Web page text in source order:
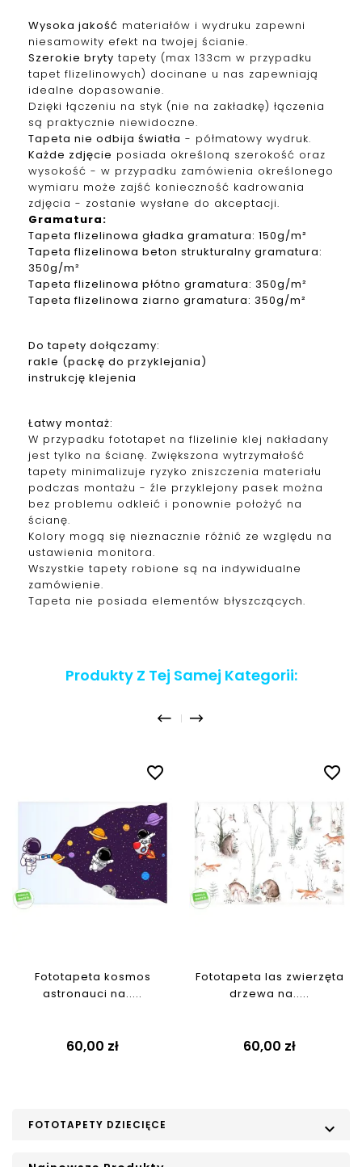
Wysoka jakość materiałów i wydruku zapewni
niesamowity efekt na twojej ścianie.
Szerokie bryty tapety (max 133cm w przypadku
tapet flizelinowych) docinane u nas zapewniają
idealne dopasowanie.
Dzięki łączeniu na styk (nie na zakładkę) łączenia
są praktycznie niewidoczne.
Tapeta nie odbija światła - półmatowy wydruk.
Każde zdjęcie posiada określoną szerokość oraz
wysokość - w przypadku zamówienia określonego
wymiaru może zajść konieczność kadrowania
zdjęcia - zostanie wysłane do akceptacji.
Gramatura:
Tapetaflizelinowa gładka gramatura: 150g/m²
Tapetaflizelinowa beton strukturalny gramatura:
350g/m²
Tapetaflizelinowa płótno gramatura: 350g/m²
Tapetaflizelinowa ziarno gramatura: 350g/m²
Do tapety dołączamy:
rakle (packę do przyklejania)
instrukcję klejenia
Łatwy montaż:
W przypadku fototapet na flizelinie klej nakładany
jest tylko na ścianę. Zwiększona wytrzymałość
tapety minimalizuje ryzyko zniszczenia materiału
podczas montażu - źle przyklejony pasek można
bez problemu odkleić i ponownie położyć na
ścianę.
Kolory mogą się nieznacznie różnić ze względu na
ustawienia monitora.
Wszystkie tapety robione są na indywidualne
zamówienie.
Tapeta nie posiada elementów błyszczących.
Produkty Z Tej Samej Kategorii:
favorite_border
Fototapeta kosmos
astronauci na.....
Cena
60,00 zł
favorite_border
Fototapeta las zwierzęta
drzewa na.....
Cena
60,00 zł
FOTOTAPETY DZIECIĘCE 